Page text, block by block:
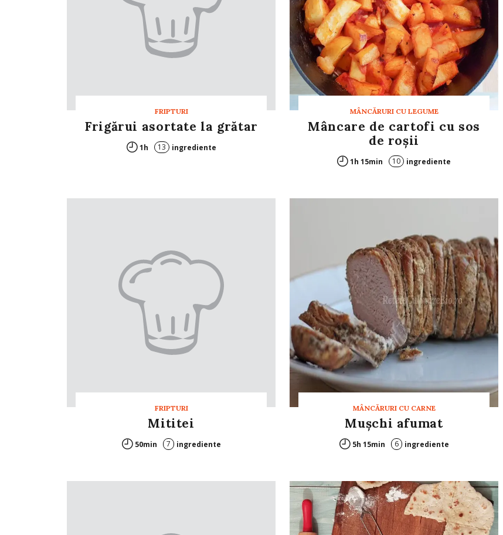
FRIPTURI
Frigărui asortate la grătar
1h 13 ingrediente
MÂNCĂRURI CU LEGUME
Mâncare de cartofi cu sos
de roșii
1h 15min 10 ingrediente
FRIPTURI
Mititei
50min 7 ingrediente
MÂNCĂRURI CU CARNE
Muşchi afumat
5h 15min 6 ingrediente